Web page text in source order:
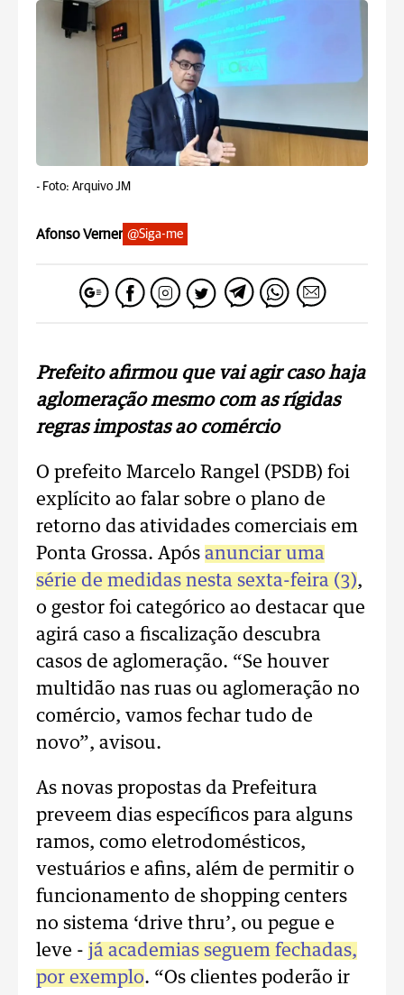
- Foto: Arquivo JM
Afonso Verner @Siga-me
Prefeito afirmou que vai agir caso haja
aglomeração mesmo com as rígidas
regras impostas ao comércio
O prefeito Marcelo Rangel (PSDB) foi
explícito ao falar sobre o plano de
retorno das atividades comerciais em
Ponta Grossa. Após anunciar uma
série de medidas nesta sexta-feira (3),
o gestor foi categórico ao destacar que
agirá caso a fiscalização descubra
casos de aglomeração. “Se houver
multidão nas ruas ou aglomeração no
comércio, vamos fechar tudo de
novo”, avisou.
As novas propostas da Prefeitura
preveem dias específicos para alguns
ramos, como eletrodomésticos,
vestuários e afins, além de permitir o
funcionamento de shopping centers
no sistema ‘drive thru’, ou pegue e
leve - já academias seguem fechadas,
por exemplo. “Os clientes poderão ir